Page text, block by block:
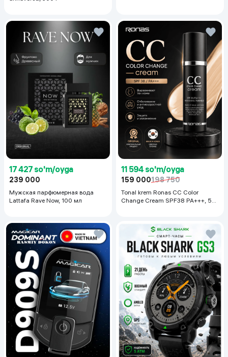
17 427 so'm/oyga
239 000
Мужская парфюмерная вода
Lattafa Rave Now, 100 мл
11 594 so'm/oyga
159 000198 750
Tonal krem Ronas CC Color
Change Cream SPF38 PA+++, 50